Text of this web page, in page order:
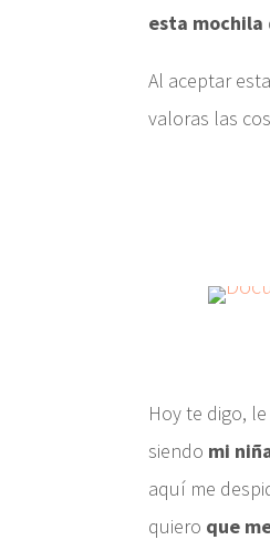
esta mochila
Al aceptar
valoras las
Hoy te digo,
siendo mi
aquí me
quiero que